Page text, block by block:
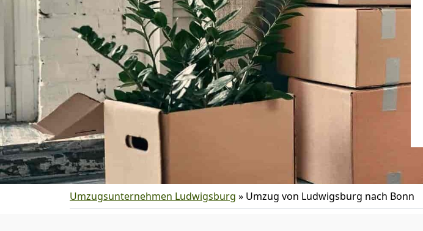
Umzugsunternehmen Ludwigsburg » Umzug von Ludwigsburg nach Bonn